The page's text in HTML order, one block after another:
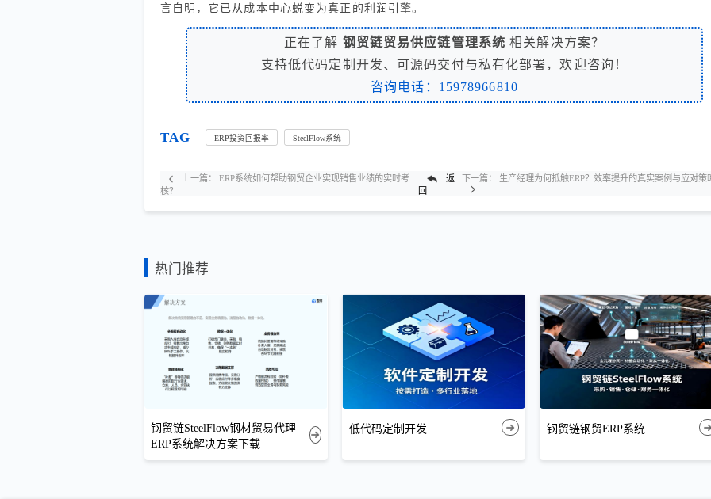
言自明，它已从成本中心蜕变为真正的利润引擎。
正在了解 钢贸链贸易供应链管理系统 相关解决方案？
支持低代码定制开发、可源码交付与私有化部署，欢迎咨询！
咨询电话：15978966810
TAG ERP投资回报率 SteelFlow系统
上一篇：
ERP系统如何帮助钢贸企业实现销售业绩的实时考
核？
返
回
下一篇： 生产经理为何抵触ERP？效率提升的真实案例与应对策
热门推荐
钢贸链SteelFlow钢材贸易代理
ERP系统解决方案下载
低代码定制开发 钢贸链钢贸ERP系统